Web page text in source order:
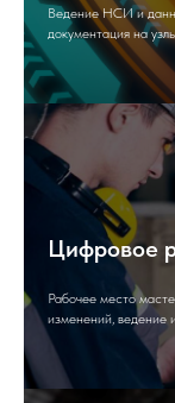
Ведение НСИ и
документация на
Цифровое
Рабочее место
изменений, ведение